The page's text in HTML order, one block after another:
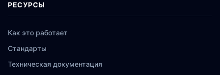
РЕСУРСЫ
Как это работает
Стандарты
Техническая документация